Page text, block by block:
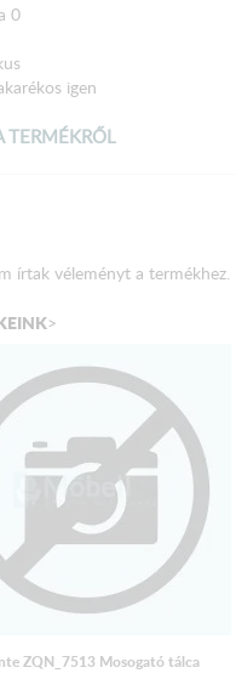
0
igen
TERMÉKRŐL
írtak véleményt a termékhez.
>
ZQN_7513 Mosogató tálca